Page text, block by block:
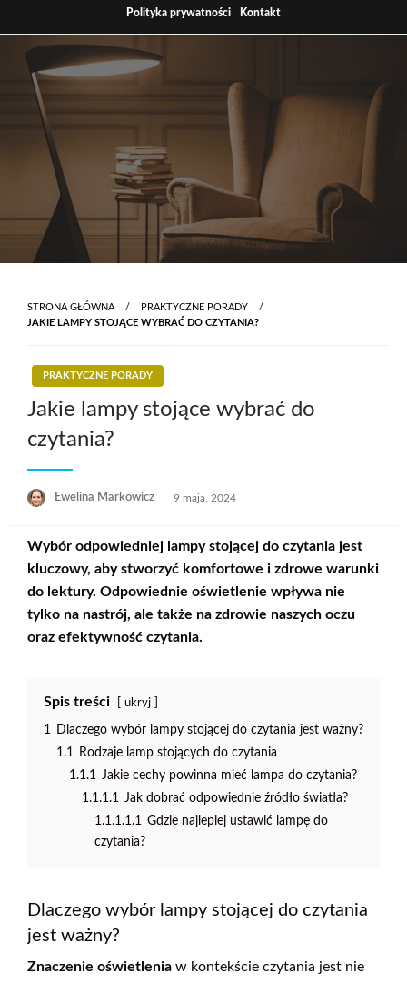
to
Polityka prywatności Kontakt
STRONA GŁÓWNA
PRAKTYCZNE PORADY
JAKIE LAMPY STOJĄCE WYBRAĆ DO CZYTANIA?
PRAKTYCZNE PORADY
Jakie lampy stojące wybrać do
czytania?
Ewelina Markowicz
Opublikowane
9 maja, 2024
Wybór odpowiedniej lampy stojącej do czytania jest
kluczowy, aby stworzyć komfortowe i zdrowe warunki
do lektury. Odpowiednie oświetlenie wpływa nie
tylko na nastrój, ale także na zdrowie naszych oczu
oraz efektywność czytania.
Spis treści ukryj
1 Dlaczego wybór lampy stojącej do czytania jest ważny?
1.1 Rodzaje lamp stojących do czytania
1.1.1 Jakie cechy powinna mieć lampa do czytania?
1.1.1.1 Jak dobrać odpowiednie źródło światła?
1.1.1.1.1 Gdzie najlepiej ustawić lampę do
czytania?
Dlaczego wybór lampy stojącej do czytania
jest ważny?
Znaczenie oświetlenia w kontekście czytania jest nie